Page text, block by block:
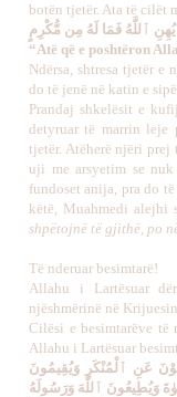
botën tjetër. Ata të cilët
ٱللَّهُ فَمَا لَهُ مِن مُّكْرِمٍ
“Atë që e poshtëron
Ndërsa, shtresa tjetër e
do të jenë në katin e
Prandaj shkelësit e
detyruar të marrin leje
tjetër. Atëherë njëri
uji me arsyetim se
fundoset anija, pra do
këtë, Muahmedi alejhi
shpëtojnë të gjithë, po
Të nderuar besimtarë!
Allahu i Lartësuar
njëshmërinë në
Cilësi e besimtarëve të
Allahu i Lartësuar
عَنِ ٱلْمُنْكَرِ وَيُقِيمُونَ
وَيُطِيعُونَ ٱللَّهَ وَرَسُولَهُ